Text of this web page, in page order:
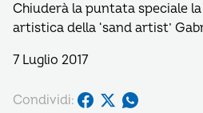
Chiuderà la puntata speciale
artistica della ‘sand artist’
7 Luglio 2017
Condividi: